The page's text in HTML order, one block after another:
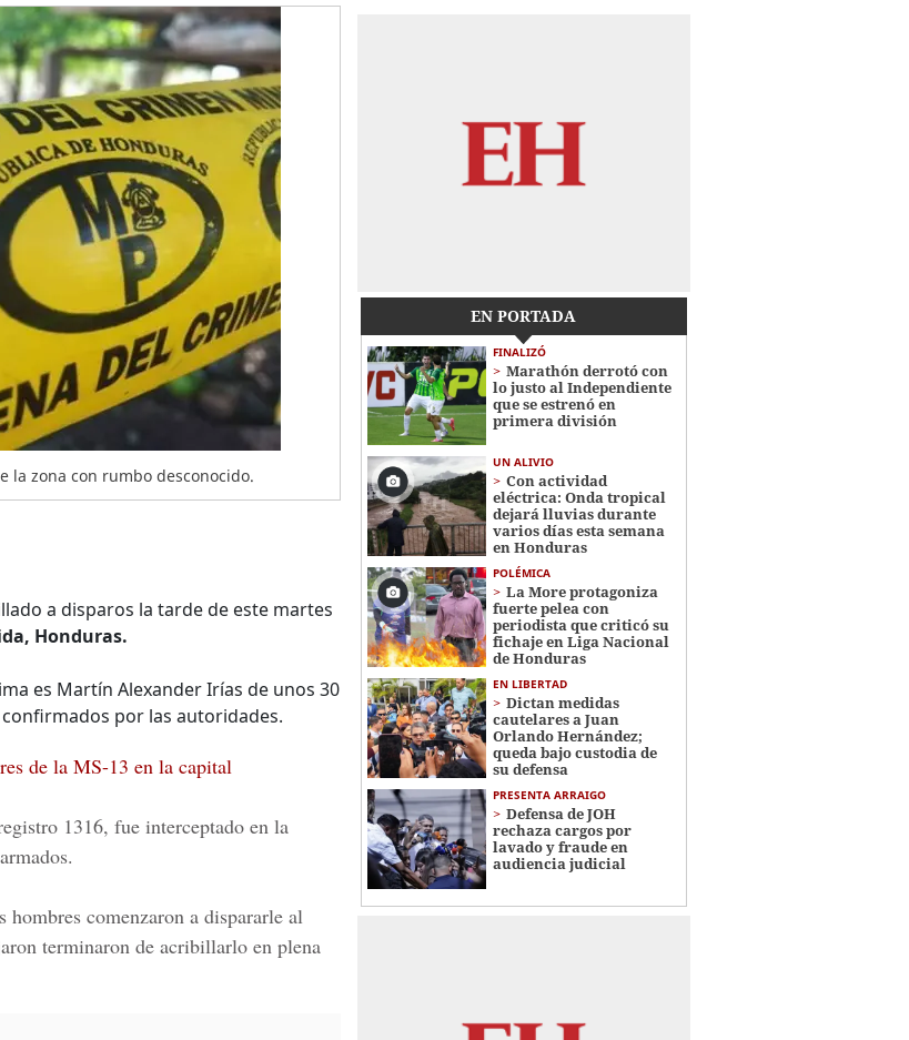
la zona con rumbo desconocido.
a disparos la tarde de este martes
Honduras.
es Martín Alexander Irías de unos 30
por las autoridades.
de la MS-13 en la capital
1316, fue interceptado en la
hombres comenzaron a dispararle al
terminaron de acribillarlo en plena
EN PORTADA
FINALIZÓ
Marathón derrotó con
lo justo al Independiente
que se estrenó en
primera división
UN ALIVIO
Con actividad
eléctrica: Onda tropical
dejará lluvias durante
varios días esta semana
en Honduras
POLÉMICA
La More protagoniza
fuerte pelea con
periodista que criticó su
fichaje en Liga Nacional
de Honduras
EN LIBERTAD
Dictan medidas
cautelares a Juan
Orlando Hernández;
queda bajo custodia de
su defensa
PRESENTA ARRAIGO
Defensa de JOH
rechaza cargos por
lavado y fraude en
audiencia judicial